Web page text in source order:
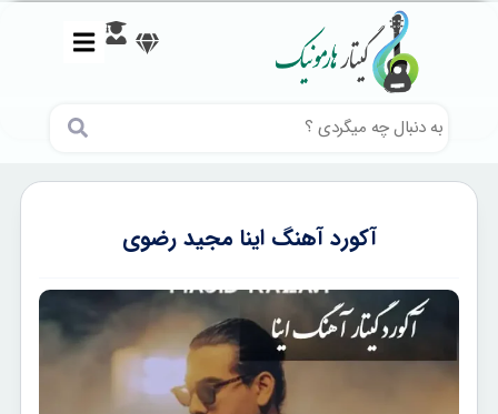
آکورد آهنگ اینا مجید رضوی